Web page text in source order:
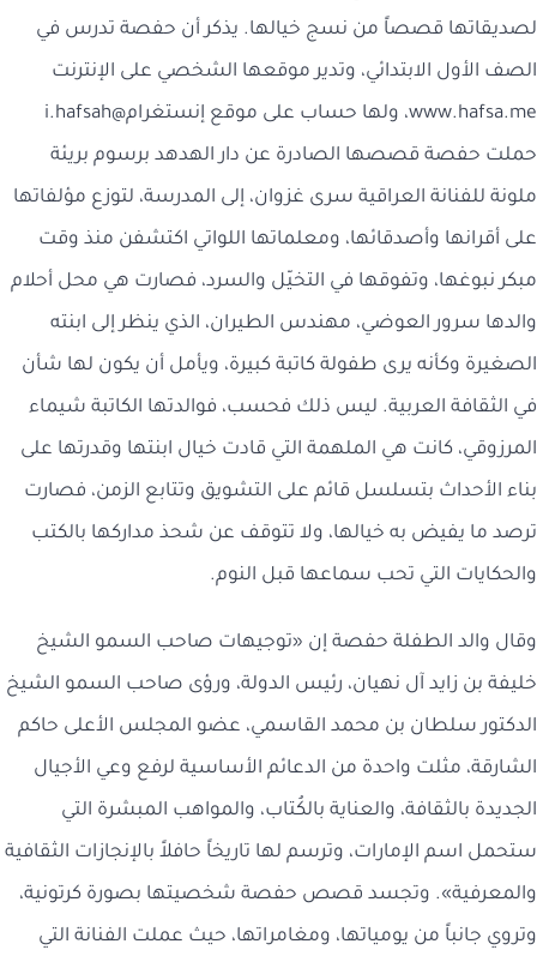
لصديقاتها قصصاً من نسج خيالها. يذكر أن حفصة تدرس في
الصف الأول الابتدائي، وتدير موقعها الشخصي على الإنترنت
www.hafsa.me، ولها حساب على موقع إنستغرام@i.hafsah
حملت حفصة قصصها الصادرة عن دار الهدهد برسوم بريئة
ملونة للفنانة العراقية سرى غزوان، إلى المدرسة، لتوزع مؤلفاتها
على أقرانها وأصدقائها، ومعلماتها اللواتي اكتشفن منذ وقت
مبكر نبوغها، وتفوقها في التخيّل والسرد، فصارت هي محل أحلام
والدها سرور العوضي، مهندس الطيران، الذي ينظر إلى ابنته
الصغيرة وكأنه يرى طفولة كاتبة كبيرة، ويأمل أن يكون لها شأن
في الثقافة العربية. ليس ذلك فحسب، فوالدتها الكاتبة شيماء
المرزوقي، كانت هي الملهمة التي قادت خيال ابنتها وقدرتها على
بناء الأحداث بتسلسل قائم على التشويق وتتابع الزمن، فصارت
ترصد ما يفيض به خيالها، ولا تتوقف عن شحذ مداركها بالكتب
والحكايات التي تحب سماعها قبل النوم.
وقال والد الطفلة حفصة إن «توجيهات صاحب السمو الشيخ
خليفة بن زايد آل نهيان، رئيس الدولة، ورؤى صاحب السمو الشيخ
الدكتور سلطان بن محمد القاسمي، عضو المجلس الأعلى حاكم
الشارقة، مثلت واحدة من الدعائم الأساسية لرفع وعي الأجيال
الجديدة بالثقافة، والعناية بالكُتاب، والمواهب المبشرة التي
ستحمل اسم الإمارات، وترسم لها تاريخاً حافلاً بالإنجازات الثقافية
والمعرفية». وتجسد قصص حفصة شخصيتها بصورة كرتونية،
وتروي جانباً من يومياتها، ومغامراتها، حيث عملت الفنانة التي